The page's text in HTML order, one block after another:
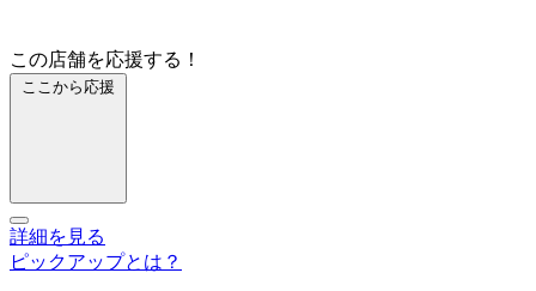
この店舗を応援する！
ここから応援
詳細を見る
ピックアップとは？